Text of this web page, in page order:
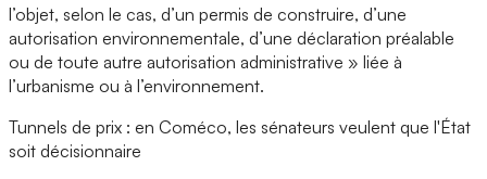
l’objet, selon le cas, d’un permis de construire, d’une
autorisation environnementale, d’une déclaration préalable
ou de toute autre autorisation administrative » liée à
l’urbanisme ou à l’environnement.
Tunnels de prix : en Coméco, les sénateurs veulent que l'État
soit décisionnaire